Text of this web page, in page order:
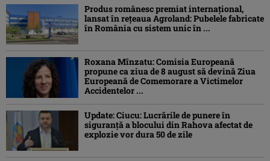
Produs românesc premiat internațional,
lansat în rețeaua Agroland: Pubelele fabricate
în România cu sistem unic în ...
Roxana Mînzatu: Comisia Europeană
propune ca ziua de 8 august să devină Ziua
Europeană de Comemorare a Victimelor
Accidentelor ...
Update: Ciucu: Lucrările de punere în
siguranță a blocului din Rahova afectat de
explozie vor dura 50 de zile